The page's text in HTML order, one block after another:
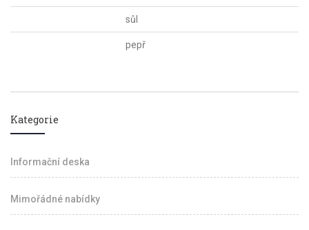
sůl
pepř
Kategorie
Informační deska
Mimořádné nabídky